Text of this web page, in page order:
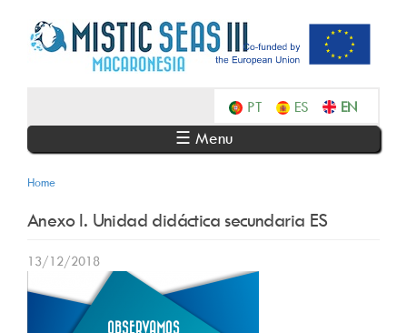
PortuguêsEspañol English
☰ Menu
Home
Anexo I. Unidad didáctica secundaria ES
13/12/2018